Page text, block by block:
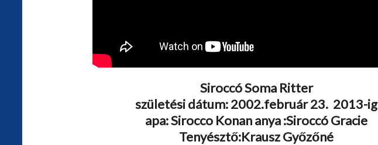
Siroccó Soma Ritter
születési dátum: 2002.február 23. 2013-ig
apa: Sirocco Konan anya :Siroccó Gracie
Tenyésztő:Krausz Győzőné